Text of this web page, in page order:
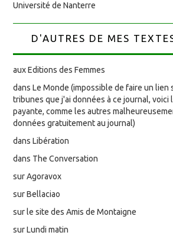
Université de Nanterre
D'AUTRES DE MES
aux Editions des Femmes
dans Le Monde (impossible de faire un lien
tribunes que j'ai données à ce journal, voici
payante, comme les autres
données gratuitement au journal)
dans Libération
dans The Conversation
sur Agoravox
sur Bellaciao
sur le site des Amis de Montaigne
sur Lundi matin